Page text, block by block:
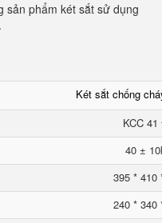
sản phẩm két sắt sử dụng
Két sắt chống
KCC
40 ±
395 * 410
240 * 340